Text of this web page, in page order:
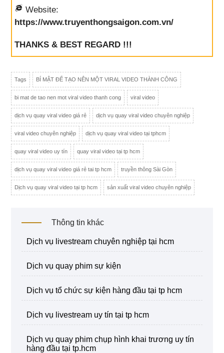
Website:
https://www.truyenthongsaigon.com.vn/
THANKS & BEST REGARD !!!
Tags BÍ MẬT ĐỂ TẠO NÊN MỘT VIRAL VIDEO THÀNH CÔNG
bi mat de tao nen mot viral video thanh cong viral video
dịch vụ quay viral video giá rẻ dịch vụ quay viral video chuyên nghiệp
viral video chuyên nghiệp dịch vụ quay viral video tại tphcm
quay viral video uy tín quay viral video tại tp hcm
dịch vụ quay viral video giá rẻ tai tp hcm truyền thông Sài Gòn
Dịch vụ quay viral video tại tp hcm sản xuất viral video chuyên nghiệp
Thông tin khác
dịch vụ livestream chuyên nghiệp tại hcm
dịch vụ quay phim sự kiện
dịch vụ tổ chức sự kiện hàng đầu tại tp hcm
dịch vụ livestream uy tín tại tp hcm
dịch vụ quay phim chụp hình khai trương uy tín
hàng đầu tại tp.hcm